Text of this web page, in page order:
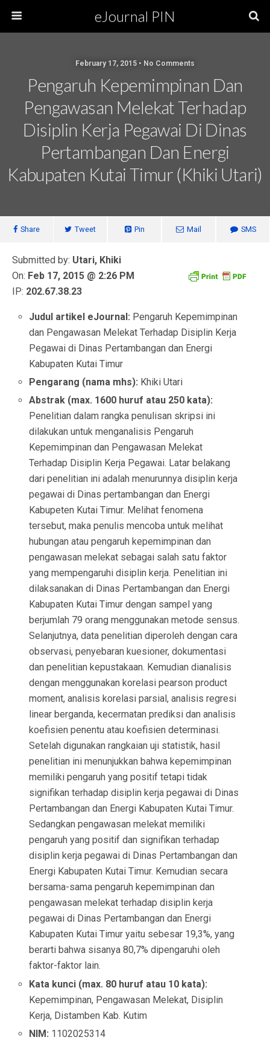
eJournal PIN
February 17, 2015 • No Comments
Pengaruh Kepemimpinan Dan
Pengawasan Melekat Terhadap
Disiplin Kerja Pegawai Di Dinas
Pertambangan Dan Energi
Kabupaten Kutai Timur (Khiki Utari)
Share Tweet Pin Mail SMS
Submitted by: Utari, Khiki
On: Feb 17, 2015 @ 2:26 PM
IP: 202.67.38.23
Judul artikel eJournal: Pengaruh Kepemimpinan
dan Pengawasan Melekat Terhadap Disiplin Kerja
Pegawai di Dinas Pertambangan dan Energi
Kabupaten Kutai Timur
Pengarang (nama mhs): Khiki Utari
Abstrak (max. 1600 huruf atau 250 kata):
Penelitian dalam rangka penulisan skripsi ini
dilakukan untuk menganalisis Pengaruh
Kepemimpinan dan Pengawasan Melekat
Terhadap Disiplin Kerja Pegawai. Latar belakang
dari penelitian ini adalah menurunnya disiplin kerja
pegawai di Dinas pertambangan dan Energi
Kabupeten Kutai Timur. Melihat fenomena
tersebut, maka penulis mencoba untuk melihat
hubungan atau pengaruh kepemimpinan dan
pengawasan melekat sebagai salah satu faktor
yang mempengaruhi disiplin kerja. Penelitian ini
dilaksanakan di Dinas Pertambangan dan Energi
Kabupaten Kutai Timur dengan sampel yang
berjumlah 79 orang menggunakan metode sensus.
Selanjutnya, data penelitian diperoleh dengan cara
observasi, penyebaran kuesioner, dokumentasi
dan penelitian kepustakaan. Kemudian dianalisis
dengan menggunakan korelasi pearson product
moment, analisis korelasi parsial, analisis regresi
linear berganda, kecermatan prediksi dan analisis
koefisien penentu atau koefisien determinasi.
Setelah digunakan rangkaian uji statistik, hasil
penelitian ini menunjukkan bahwa kepemimpinan
memiliki pengaruh yang positif tetapi tidak
signifikan terhadap disiplin kerja pegawai di Dinas
Pertambangan dan Energi Kabupaten Kutai Timur.
Sedangkan pengawasan melekat memiliki
pengaruh yang positif dan signifikan terhadap
disiplin kerja pegawai di Dinas Pertambangan dan
Energi Kabupaten Kutai Timur. Kemudian secara
bersama-sama pengaruh kepemimpinan dan
pengawasan melekat terhadap disiplin kerja
pegawai di Dinas Pertambangan dan Energi
Kabupaten Kutai Timur yaitu sebesar 19,3%, yang
berarti bahwa sisanya 80,7% dipengaruhi oleh
faktor-faktor lain.
Kata kunci (max. 80 huruf atau 10 kata):
Kepemimpinan, Pengawasan Melekat, Disiplin
Kerja, Distamben Kab. Kutim
NIM: 1102025314